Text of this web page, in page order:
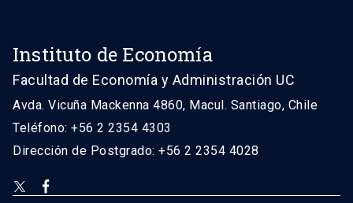
Instituto de Economía
Facultad de Economía y Administración UC
Avda. Vicuña Mackenna 4860, Macul. Santiago, Chile
Teléfono: +56 2 2354 4303
Dirección de Postgrado: +56 2 2354 4028